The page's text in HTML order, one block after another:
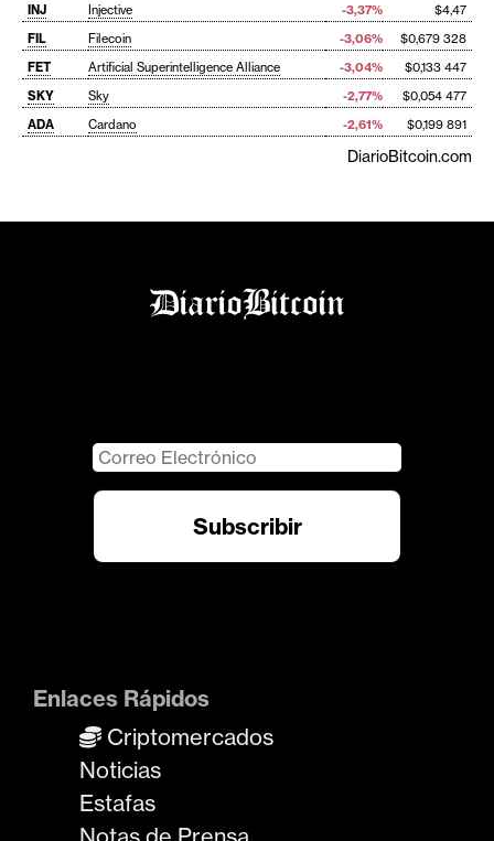
INJ
Injective -3,37%
$4,47
FIL
Filecoin -3,06%
$0,679 328
FET
Artificial Superintelligence Alliance -3,04%
$0,133 447
SKY
Sky -2,77%
$0,054 477
ADA
Cardano -2,61% $0,199 891
DiarioBitcoin.com
Enlaces Rápidos
Criptomercados
Noticias
Estafas